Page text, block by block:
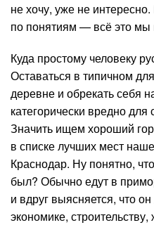
не хочу, уже не
по понятиям — всё это мы
Куда простому человеку
Оставаться в типичном
деревне и обрекать себя
категорически вредно для
Значить ищем хороший
в списке лучших мест
Краснодар. Ну понятно,
был? Обычно едут в
и вдруг выясняется, что
экономике,